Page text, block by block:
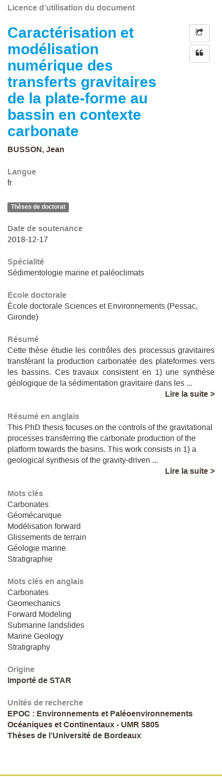
Licence d’utilisation du document
Caractérisation et
modélisation
numérique des
transferts gravitaires
de la plate-forme au
bassin en contexte
carbonate
BUSSON, Jean
Langue
fr
Thèses de doctorat
Date de soutenance
2018-12-17
Spécialité
Sédimentologie marine et paléoclimats
École doctorale
École doctorale Sciences et Environnements (Pessac,
Gironde)
Résumé
Cette thèse étudie les contrôles des processus gravitaires
transférant la production carbonatée des plateformes vers
les bassins. Ces travaux consistent en 1) une synthèse
géologique de la sédimentation gravitaire dans les ...
Lire la suite >
Résumé en anglais
This PhD thesis focuses on the controls of the gravitational
processes transferring the carbonate production of the
platform towards the basins. This work consists in 1) a
geological synthesis of the gravity-driven ...
Lire la suite >
Mots clés
Carbonates
Géomécanique
Modélisation forward
Glissements de terrain
Géologie marine
Stratigraphie
Mots clés en anglais
Carbonates
Geomechanics
Forward Modeling
Submarine landslides
Marine Geology
Stratigraphy
Origine
Importé de STAR
Unités de recherche
EPOC : Environnements et Paléoenvironnements
Océaniques et Continentaux - UMR 5805
Thèses de l’Université de Bordeaux